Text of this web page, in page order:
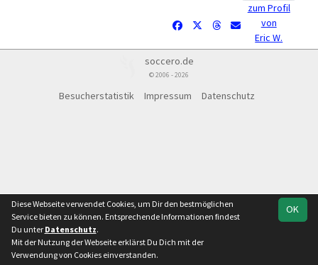
zum Profil
von
Eric W.
soccero.de
© 2006 - 2026
Besucherstatistik Impressum Datenschutz
OK
Diese Webseite verwendet Cookies, um Dir den bestmöglichen
Service bieten zu können. Entsprechende Informationen findest
Du unter Datenschutz.
Mit der Nutzung der Webseite erklärst Du Dich mit der
Verwendung von Cookies einverstanden.